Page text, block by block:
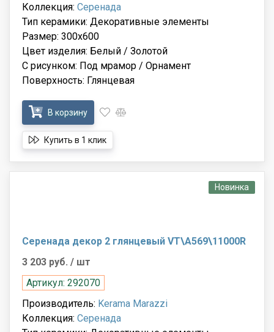
Коллекция: Серенада
Тип керамики: Декоративные элементы
Размер: 300x600
Цвет изделия: Белый / Золотой
С рисунком: Под мрамор / Орнамент
Поверхность: Глянцевая
В корзину
Купить в 1 клик
Новинка
Серенада декор 2 глянцевый VT\A569\11000R
3 203 руб. / шт
Артикул: 292070
Производитель: Kerama Marazzi
Коллекция: Серенада